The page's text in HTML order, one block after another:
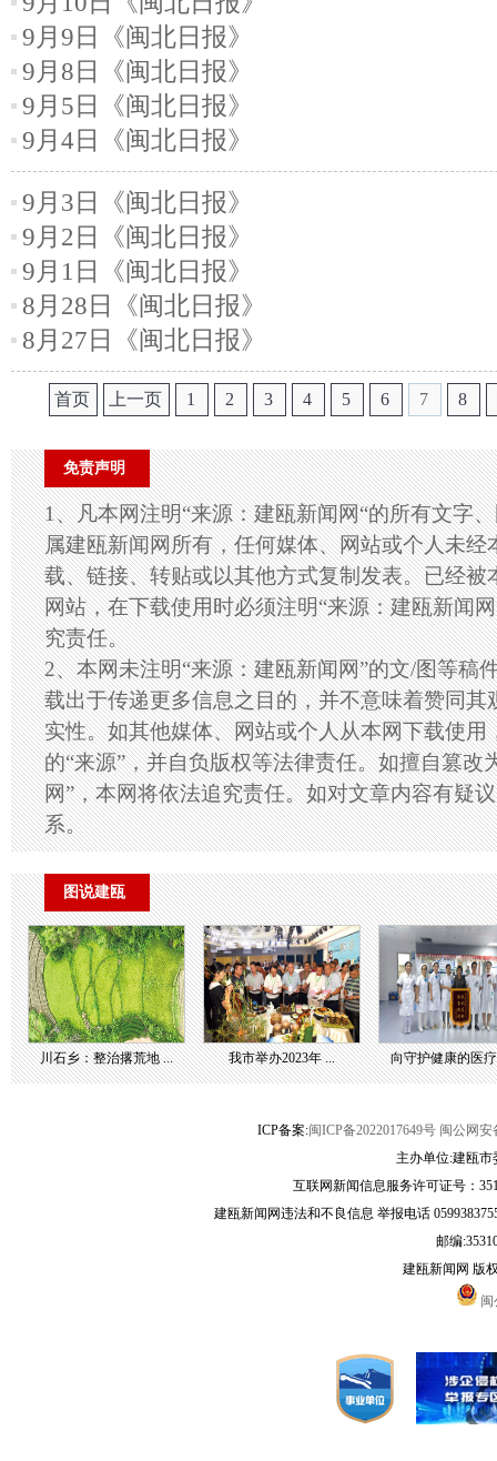
9月9日《闽北日报》
9月8日《闽北日报》
9月5日《闽北日报》
9月4日《闽北日报》
9月3日《闽北日报》
9月2日《闽北日报》
9月1日《闽北日报》
8月28日《闽北日报》
8月27日《闽北日报》
首页 上一页 1 2 3 4 5 6 7 8
免责声明
1、凡本网注明“来源：建瓯新闻网“的所有文字
属建瓯新闻网所有，任何媒体、网站或个人未经
载、链接、转贴或以其他方式复制发表。已经被
网站，在下载使用时必须注明“来源：建瓯新闻
究责任。
2、本网未注明“来源：建瓯新闻网”的文/图等稿
载出于传递更多信息之目的，并不意味着赞同其
实性。如其他媒体、网站或个人从本网下载使用
的“来源”，并自负版权等法律责任。如擅自篡改
网”，本网将依法追究责任。如对文章内容有疑
系。
图说建瓯
川石乡：整治撂荒地 ... 我市举办2023年 ... 向守护健康的医
ICP备案:闽ICP备2022017649号 闽公网安
主办单位:建瓯
互联网新闻信息服务许可证号：
建瓯新闻网违法和不良信息 举报电话
邮编
建瓯新闻网 版
闽